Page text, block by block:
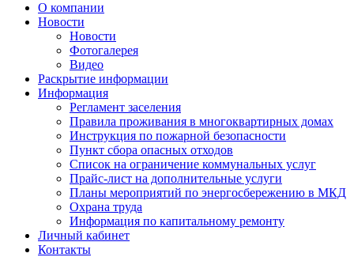
О компании
Новости
Новости
Фотогалерея
Видео
Раскрытие информации
Информация
Регламент заселения
Правила проживания в многоквартирных домах
Инструкция по пожарной безопасности
Пункт сбора опасных отходов
Список на ограничение коммунальных услуг
Прайс-лист на дополнительные услуги
Планы мероприятий по энергосбережению в МКД
Охрана труда
Информация по капитальному ремонту
Личный кабинет
Контакты